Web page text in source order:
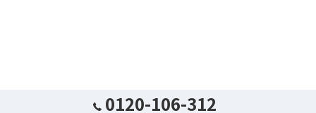
0120-106-312